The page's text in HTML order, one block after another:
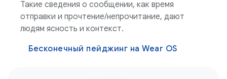
Такие сведения о сообщении, как время
отправки и прочтение/непрочитание, дают
людям ясность и контекст.
Бесконечный пейджинг на Wear OS